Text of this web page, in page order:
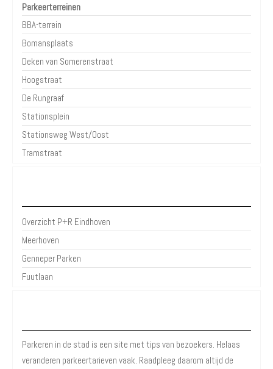
Parkeerterreinen
BBA-terrein
Bomansplaats
Deken van Somerenstraat
Hoogstraat
De Rungraaf
Stationsplein
Stationsweg West/Oost
Tramstraat
Overzicht P+R Eindhoven
Meerhoven
Genneper Parken
Fuutlaan
Parkeren in de stad is een site met tips van bezoekers. Helaas
veranderen parkeertarieven vaak. Raadpleeg daarom altijd de